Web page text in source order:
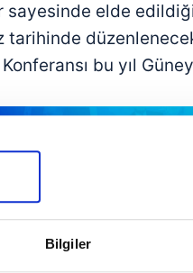
Bilgiler
sayesinde elde
tarihinde
bu yıl